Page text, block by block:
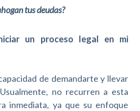
tus deudas?
un proceso legal en mi
de demandarte y llevar
no recurren a esta
inmediata, ya que su enfoque